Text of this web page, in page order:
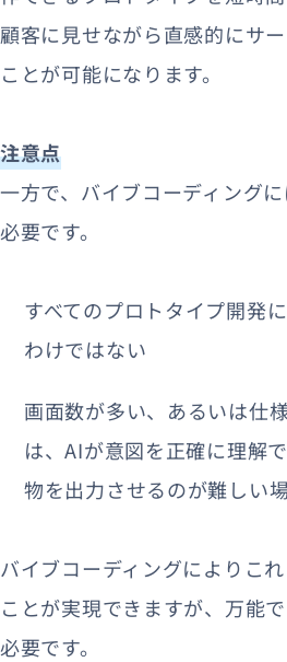
顧客に見せながら直感的にサ
ことが可能になります。
注意点
一方で、バイブコーディング
必要です。
すべてのプロトタイプ開発
わけではない
画面数が多い、あるいは仕
は、AIが意図を正確に理解
物を出力させるのが難しい
バイブコーディングによりこ
ことが実現できますが、万能
必要です。